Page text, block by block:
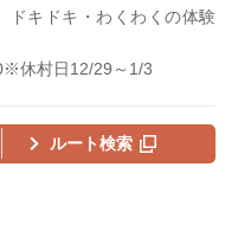
キドキ・わくわくの体験
休村日12/29～1/3
ルート検索